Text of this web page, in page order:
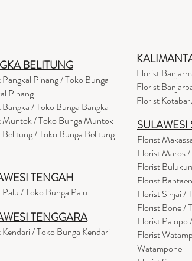
Florist
Florist
Florist
BELITUNG
Pinang / Toko Bunga
Pinang
/ Toko Bunga Bangka
Muntok / Toko Bunga Muntok
/ Toko Bunga Belitung
TENGAH
/ Toko Bunga Palu
TENGGARA
/ Toko Bunga Kendari
SULAWESI
Florist
Florist Maros
Florist
Florist
Florist Sinjai /
Florist Bone /
Florist Palopo
Florist
Watampone